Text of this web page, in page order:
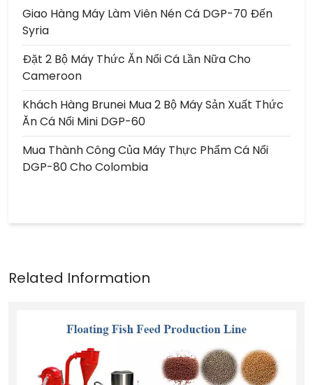
Giao Hàng Máy Làm Viên Nén Cá DGP-70 Đến
Syria
Đặt 2 Bộ Máy Thức Ăn Nổi Cá Lần Nữa Cho
Cameroon
Khách Hàng Brunei Mua 2 Bộ Máy Sản Xuất Thức
Ăn Cá Nổi Mini DGP-60
Mua Thành Công Của Máy Thực Phẩm Cá Nổi
DGP-80 Cho Colombia